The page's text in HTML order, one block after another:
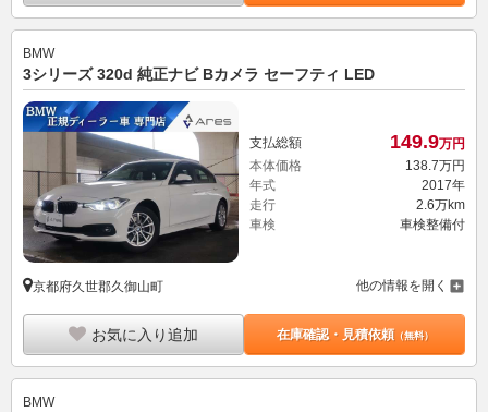
BMW
3シリーズ 320d 純正ナビ Bカメラ セーフティ LED
支払総額 149.9万円
本体価格
138. 7万円
年式
2017年
走行
2.6万km
車検
車検整備付
京都府久世郡久御山町 他の情報を開く
お気に入り追加 在庫確認・見積依頼（無料）
BMW